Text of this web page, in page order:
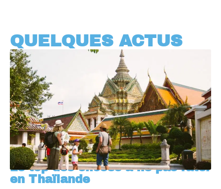
QUELQUES ACTUS
Le top des choses à ne pas rater
en Thaïlande